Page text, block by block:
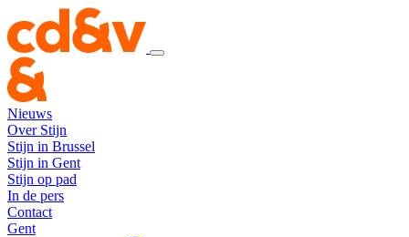
Nieuws
Over Stijn
Stijn in Brussel
Stijn in Gent
Stijn op pad
In de pers
Contact
Gent